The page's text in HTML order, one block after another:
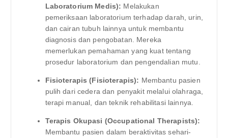
Laboratorium Medis): Melakukan
pemeriksaan laboratorium terhadap darah, urin,
dan cairan tubuh lainnya untuk membantu
diagnosis dan pengobatan. Mereka
memerlukan pemahaman yang kuat tentang
prosedur laboratorium dan pengendalian mutu.
Fisioterapis (Fisioterapis): Membantu pasien
pulih dari cedera dan penyakit melalui olahraga,
terapi manual, dan teknik rehabilitasi lainnya.
Terapis Okupasi (Occupational Therapists):
Membantu pasien dalam beraktivitas sehari-